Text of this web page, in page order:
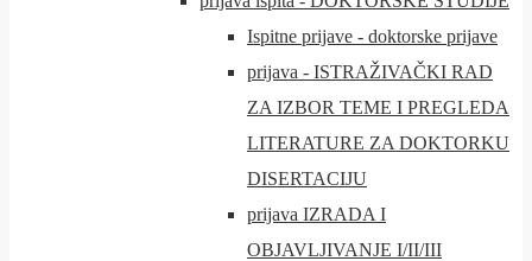
Ispitne prijave - doktorske prijave
prijava - ISTRAŽIVAČKI RAD
ZA IZBOR TEME I PREGLEDA
LITERATURE ZA DOKTORKU
DISERTACIJU
prijava IZRADA I
OBJAVLJIVANJE I/II/III